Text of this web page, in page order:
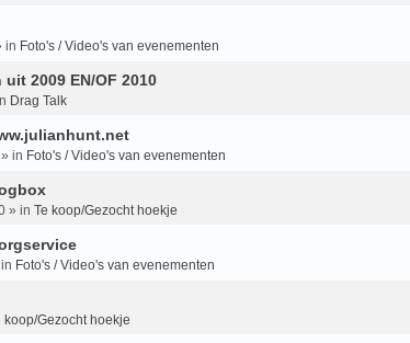
in Foto's / Video's van evenementen
2009 EN/OF 2010
Drag Talk
» in Foto's / Video's van evenementen
» in Te koop/Gezocht hoekje
Foto's / Video's van evenementen
koop/Gezocht hoekje